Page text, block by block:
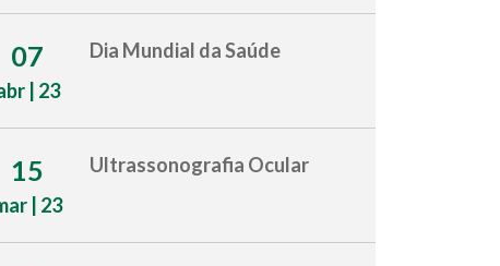
07
| 23
Dia Mundial da Saúde
15
| 23
Ultrassonografia Ocular